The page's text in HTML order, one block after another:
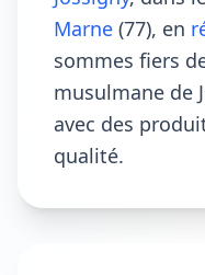
Marne (77), en
sommes fiers
musulmane de
avec des
qualité.